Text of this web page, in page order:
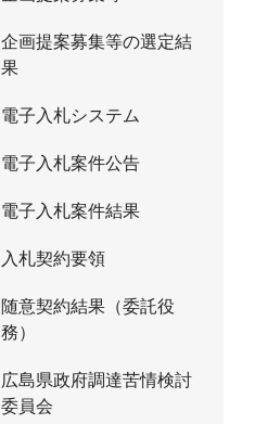
企画提案募集等の選定結
果
電子入札システム
電子入札案件公告
電子入札案件結果
入札契約要領
随意契約結果（委託役
務）
広島県政府調達苦情検討
委員会